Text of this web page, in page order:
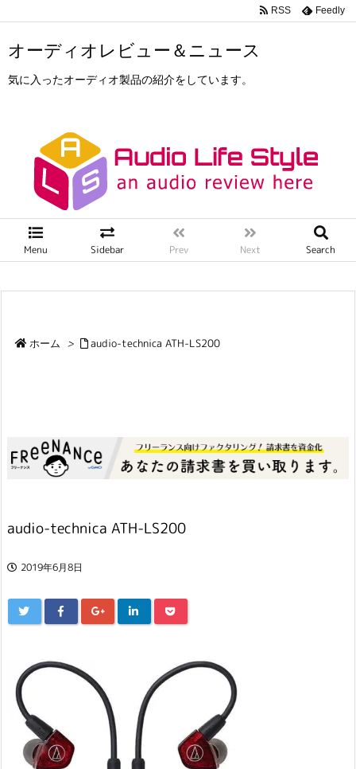
オーディオレビュー＆ニュース
気に入ったオーディオ製品の紹介をしています。
Menu Sidebar Prev Next Search
RSS Feedly
ホーム > audio-technica ATH-LS200
audio-technica ATH-LS200
2019年6月8日